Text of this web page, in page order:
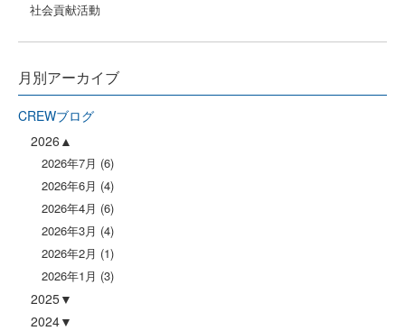
社会貢献活動
月別アーカイブ
CREWブログ
2026
2026年7月 (6)
2026年6月 (4)
2026年4月 (6)
2026年3月 (4)
2026年2月 (1)
2026年1月 (3)
2025
2024